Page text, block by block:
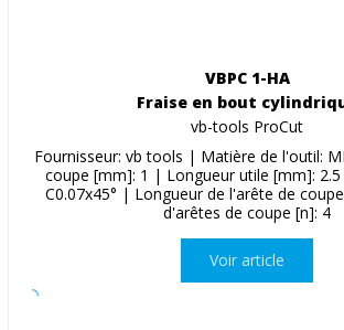
VBPC 1-HA
Fraise en bout
vb-tools ProCut
Fournisseur: vb tools | Matière de l'outil:
coupe [mm]: 1 | Longueur utile [mm]:
C0.07x45° | Longueur de l'arête de
d'arêtes de coupe [n]: 4
Voir article